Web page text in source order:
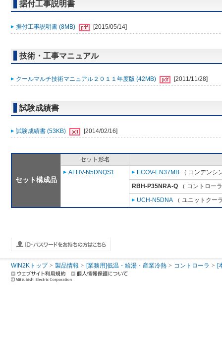
据付工事説明書
据付工事説明書 (8MB) [2015/05/14]
技術・工事マニュアル
クールマルチ技術マニュアル２０１１年度版 (42MB) [2011/11/28]
試験成績書
試験成績書 (53KB) [2014/02/16]
セット構成品
セット形名
AFHV-N5DNQS1
ECOV-EN37MB （ コンデンシ
RBH-P35NRA-Q （ コントロー
UCH-N5DNA （ ユニットクー
WIN2Kトップ 製品情報 [業務用]低温・給湯・産業冷熱 コントローラ [